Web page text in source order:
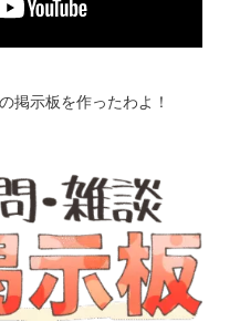
掲示板を作ったわよ！